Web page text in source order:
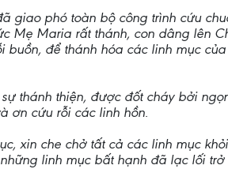
giao phó toàn bộ công trình cứu
Mẹ Maria rất thánh, con dâng lên
buồn, để thánh hóa các linh mục
thánh thiện, được đốt cháy bởi
ơn cứu rỗi các linh hồn.
xin che chở tất cả các linh mục
linh mục bất hạnh đã lạc lối trở